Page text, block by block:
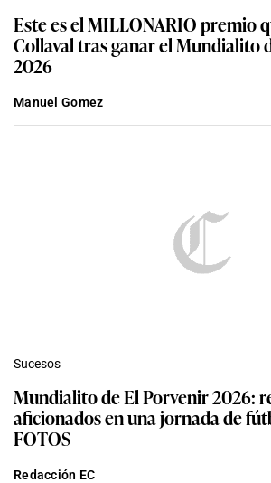
Este es el MILLONARIO premio
Collaval tras ganar el Mundialito
2026
Manuel Gomez
Sucesos
Mundialito de El Porvenir 2026:
aficionados en una jornada de
FOTOS
Redacción EC